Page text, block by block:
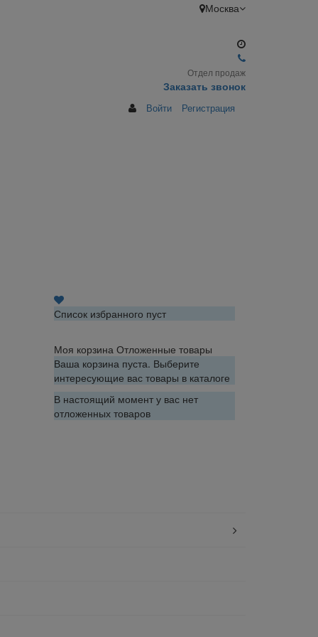
Москва
Отдел продаж
Заказать звонок
Войти Регистрация
Список избранного пуст
Моя корзина Отложенные товары
Ваша корзина пуста. Выберите
интересующие вас товары в каталоге
В настоящий момент у вас нет
отложенных товаров